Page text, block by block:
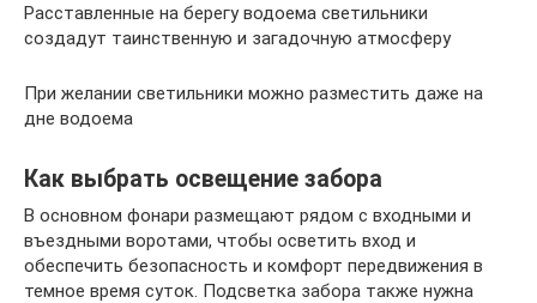
Расставленные на берегу водоема светильники
создадут таинственную и загадочную атмосферу
При желании светильники можно разместить даже на
дне водоема
Как выбрать освещение забора
В основном фонари размещают рядом с входными и
въездными воротами, чтобы осветить вход и
обеспечить безопасность и комфорт передвижения в
темное время суток. Подсветка забора также нужна